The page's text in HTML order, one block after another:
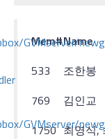
GVMserver/
GVMserver/
Mem#Name
533
조한봉
769
김인교
1750 최영식,